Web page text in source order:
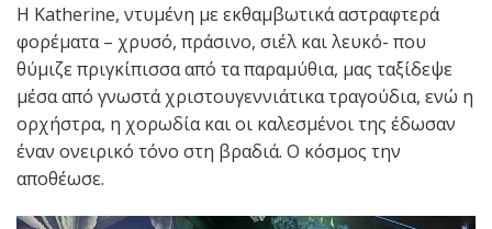
Η Katherine, ντυμένη με εκθαμβωτικά αστραφτερά
φορέματα – χρυσό, πράσινο, σιέλ και λευκό- που
θύμιζε πριγκίπισσα από τα παραμύθια, μας ταξίδεψε
μέσα από γνωστά χριστουγεννιάτικα τραγούδια, ενώ η
ορχήστρα, η χορωδία και οι καλεσμένοι της έδωσαν
έναν ονειρικό τόνο στη βραδιά. Ο κόσμος την
αποθέωσε.